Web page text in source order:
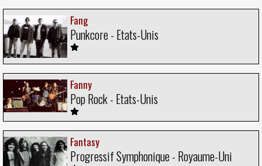
Fang
Punkcore - Etats-Unis
Fanny
Pop Rock - Etats-Unis
Fantasy
Progressif Symphonique - Royaume-Uni